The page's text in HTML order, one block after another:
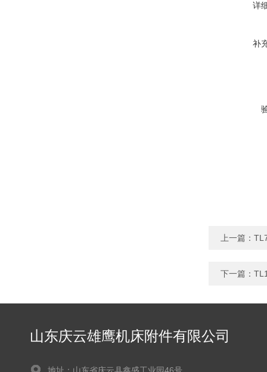
详
补
上一篇：
下一篇：
山东庆云雄鹰机床附件有限公司